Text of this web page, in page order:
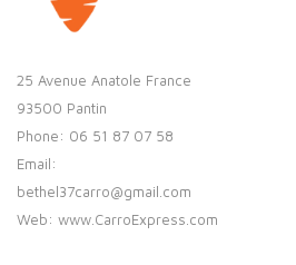
25 Avenue Anatole France
93500 Pantin
Phone: 06 51 87 07 58
Email:
bethel37carro@gmail.com
Web: www.CarroExpress.com